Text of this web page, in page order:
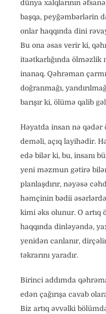
dünya xalqlarının
başqa, peyğəmbərlərin
onlar haqqında dini
Bu ona əsas verir ki,
itaətkarlığında ölməzlik
inanaq. Qəhrəman
doğranmağı,
barışır ki, ölümə qalib
Həyatda insan nə qədər
deməli, açıq layihədir.
edə bilər ki, bu, insanı
yeni məzmun gətirə
planlaşdırır, nəyəsə
həmçinin bədii
kimi əks olunur. O artıq
haqqında dinləyəndə,
yenidən canlanır,
təkrarını yaradır.
Birinci addımda
edən çağırışa cavab
Biz artıq əvvəlki